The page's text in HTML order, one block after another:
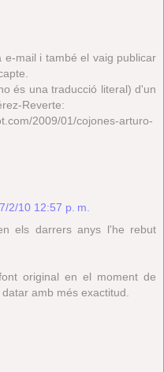
mail i també el vaig publicar
és una traducció literal) d'un
Reverte:
2009/01/cojones-arturo-
7/2/10 12:57 p. m.
els darrers anys l'he rebut
original en el moment de
amb més exactitud.